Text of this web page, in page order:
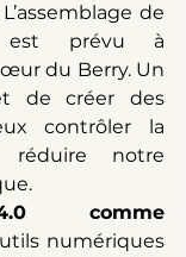
de
est prévu à
du Berry. Un
de créer des
contrôler la
notre
comme
numériques